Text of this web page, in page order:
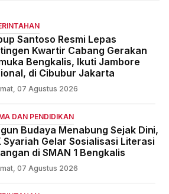
Santoso Resmi Lepas
Kwartir Cabang Gerakan
Bengkalis, Ikuti Jambore
di Cibubur Jakarta
07 Agustus 2026
DAN PENDIDIKAN
Budaya Menabung Sejak Dini,
Syariah Gelar Sosialisasi Literasi
di SMAN 1 Bengkalis
07 Agustus 2026